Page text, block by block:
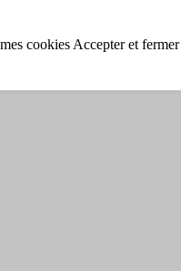
cookies Accepter et fermer